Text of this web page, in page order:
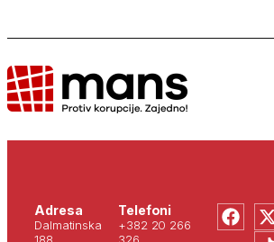
Adresa
Dalmatinska
188
Telefoni
+382 20 266
326